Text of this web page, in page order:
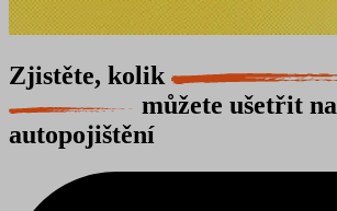
Zjistěte, kolik
můžete ušetřit na
autopojištění